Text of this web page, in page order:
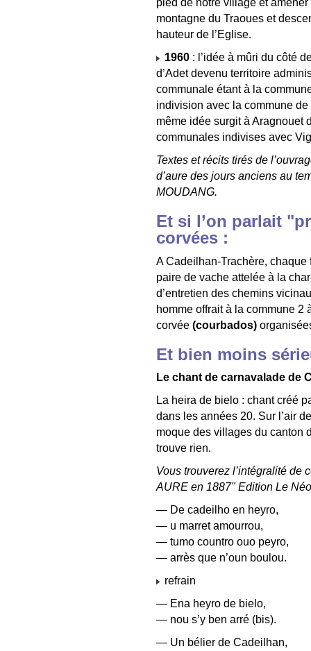
montagne du Traoues et
hauteur de l’Eglise.
1960 : l’idée à mûri du côté
d’Adet devenu territoire
communale étant à la
indivision avec la commune
même idée surgit à Aragnouet
communales indivises avec
Textes et récits tirés de
d’aure des jours anciens au
MOUDANG.
Et si l’on parlait
corvées :
A Cadeilhan-Trachère,
paire de vache attelée à la
d’entretien des chemins
homme offrait à la commune 2
corvée (courbados)
Et bien moins
Le chant de carnavalade de
La heira de bielo : chant créé
dans les années 20. Sur l’air
moque des villages du canton
trouve rien.
Vous trouverez l’intégralité de
AURE en 1887" Edition Le
— De cadeilho en heyro,
— u marret amourrou,
— tumo countro ouo peyro,
— arrès que n’oun boulou.
refrain
— Ena heyro de bielo,
— nou s’y ben arré (bis).
— Un bélier de Cadeilhan,